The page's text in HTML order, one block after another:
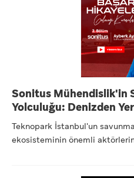
Sonitus Mühendislik'in
Yolculuğu: Denizden
Teknopark İstanbul'un
ekosisteminin önemli